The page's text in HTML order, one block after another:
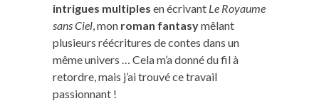
intrigues multiples en écrivant Le Royaume
sans Ciel , mon roman fantasymêlant
plusieurs réécritures de contes dans un
même univers … Cela m’a donné du fil à
retordre, mais j’ai trouvé ce travail
passionnant !